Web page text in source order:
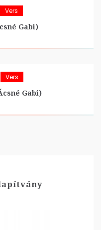
Vers
Gabi)
Vers
Gabi)